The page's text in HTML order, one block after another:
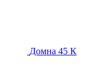
Домна 45 К